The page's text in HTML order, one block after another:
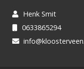
Henk Smit
0633865294